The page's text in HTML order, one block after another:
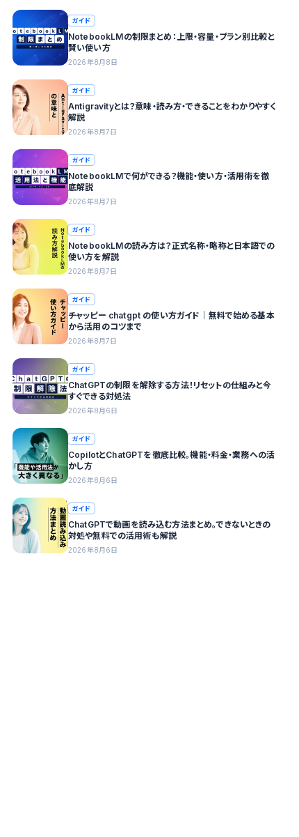
ガイド
NotebookLMの制限まとめ：上限・容量・プラン別比較と
賢い使い方
2026年8月8日
ガイド
Antigravityとは？意味・読み方・できることをわかりやすく
解説
2026年8月7日
ガイド
NotebookLMで何ができる？機能・使い方・活用術を徹
底解説
2026年8月7日
ガイド
NotebookLMの読み方は？正式名称・略称と日本語での
使い方を解説
2026年8月7日
ガイド
チャッピー chatgpt の使い方ガイド｜無料で始める基本
から活用のコツまで
2026年8月7日
ガイド
ChatGPTの制限を解除する方法！リセットの仕組みと今
すぐできる対処法
2026年8月6日
ガイド
CopilotとChatGPTを徹底比較。機能・料金・業務への活
かし方
2026年8月6日
ガイド
ChatGPTで動画を読み込む方法まとめ。できないときの
対処や無料での活用術も解説
2026年8月6日